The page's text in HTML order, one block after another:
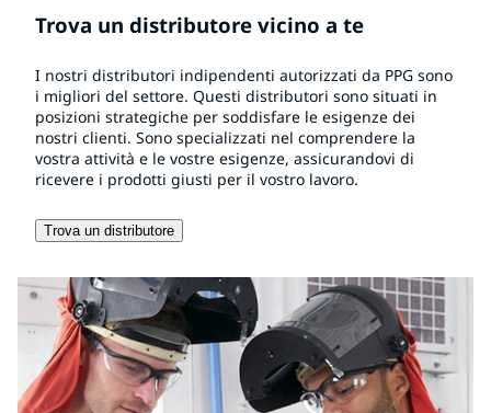
Trova un distributore vicino a te
I nostri distributori indipendenti autorizzati da PPG sono
i migliori del settore. Questi distributori sono situati in
posizioni strategiche per soddisfare le esigenze dei
nostri clienti. Sono specializzati nel comprendere la
vostra attività e le vostre esigenze, assicurandovi di
ricevere i prodotti giusti per il vostro lavoro.
Trova un distributore